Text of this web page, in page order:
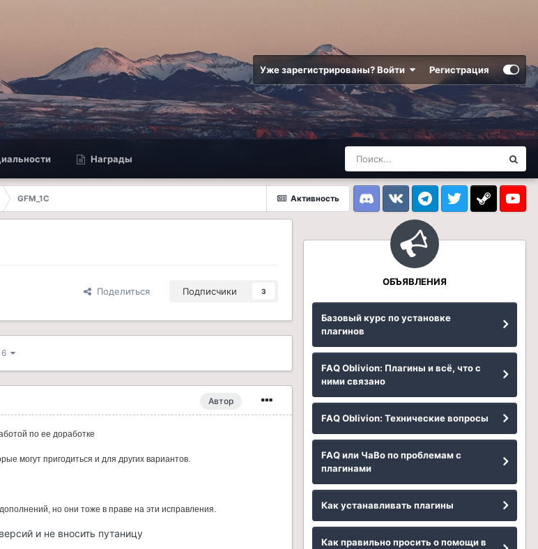
Уже зарегистрированы? Войти Регистрация
Награды
Активность
GFM_1C
DiscordVK TelegramTwitter Steam
Поделиться Подписчики 3
Автор
по ее доработке
могут пригодиться и для других вариантов.
но они тоже в праве на эти исправления.
и не вносить путаницу
ОБЪЯВЛЕНИЯ
Базовый курс по установке
плагинов
FAQ Oblivion: Плагины и всё, что с
ними связано
FAQ Oblivion: Технические вопросы
FAQ или ЧаВо по проблемам с
плагинами
Как устанавливать плагины
Как правильно просить о помощи в